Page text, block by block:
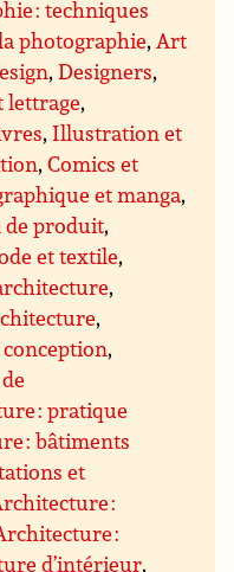
: techniques
photographie,Art
,Designers,
lettrage,
, Illustration et
,Comics et
et manga,
de produit,
et textile,
,
,
,
: pratique
: bâtiments
et
:
:
d’intérieur,